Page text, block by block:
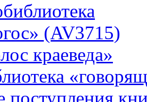
(AV3715)
краеведа»